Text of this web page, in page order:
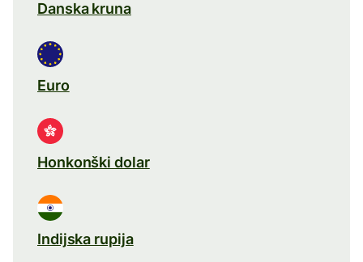
Danska kruna
Euro
Honkonški dolar
Indijska rupija